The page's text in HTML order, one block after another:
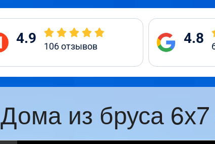
4.9 106отзывов 4.8
Дома из бруса